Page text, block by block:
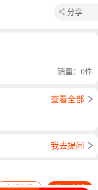
分享
销量：0件
查看全部
我去提问
全部商品 进入店铺
器分享